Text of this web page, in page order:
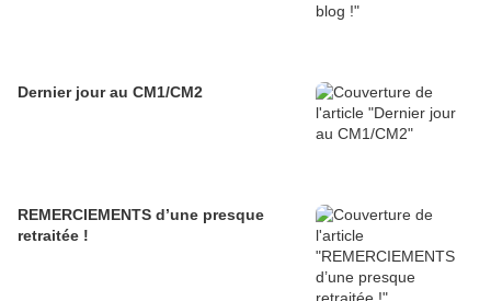
Dernier jour au CM1/CM2
REMERCIEMENTS d’une presque
retraitée !